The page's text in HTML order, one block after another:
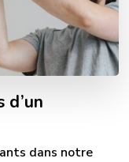
dans notre